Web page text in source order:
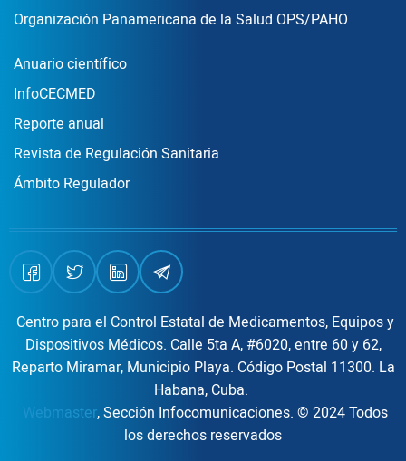
Organización Panamericana de la Salud OPS/PAHO
Publicaciones
Anuario científico
InfoCECMED
Reporte anual
Revista de Regulación Sanitaria
Ámbito Regulador
Centro para el Control Estatal de Medicamentos, Equipos y
Dispositivos Médicos. Calle 5ta A, #6020, entre 60 y 62,
Reparto Miramar, Municipio Playa. Código Postal 11300. La
Habana, Cuba.
Webmaster, Sección Infocomunicaciones. © 2024 Todos
los derechos reservados